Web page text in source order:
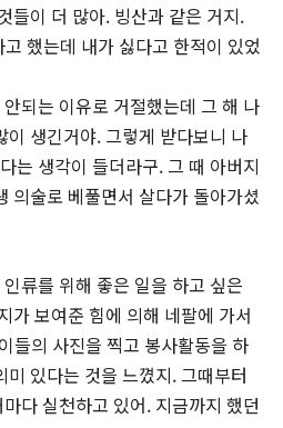
들이 더 많아. 빙산과 같은 거지.
했는데 내가 싫다고 한적이 있었
되는 이유로 거절했는데 그 해 나
이 생긴거야. 그렇게 받다보니 나
는 생각이 들더라구. 그 때 아버지
의술로 베풀면서 살다가 돌아가셨
류를 위해 좋은 일을 하고 싶은
가 보여준 힘에 의해 네팔에 가서
들의 사진을 찍고 봉사활동을 하
있다는 것을 느꼈지. 그때부터
다 실천하고 있어. 지금까지 했던